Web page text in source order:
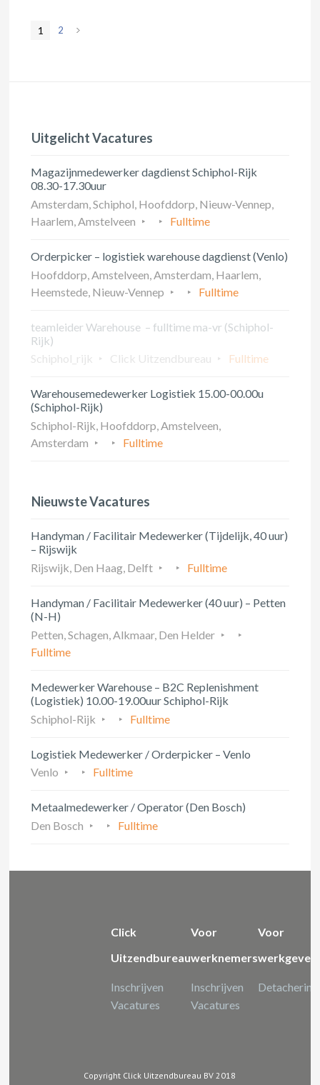
1 2
Uitgelicht Vacatures
Magazijnmedewerker dagdienst Schiphol-Rijk
08.30-17.30uur
Amsterdam, Schiphol, Hoofddorp, Nieuw-Vennep,
Haarlem, Amstelveen
Fulltime
Orderpicker – logistiek warehouse dagdienst (Venlo)
Hoofddorp, Amstelveen, Amsterdam, Haarlem,
Heemstede, Nieuw-Vennep
Fulltime
teamleider Warehouse – fulltime ma-vr (Schiphol-
Rijk)
Schiphol_rijk
Click Uitzendbureau Fulltime
Warehousemedewerker Logistiek 15.00-00.00u
(Schiphol-Rijk)
Schiphol-Rijk, Hoofddorp, Amstelveen,
Amsterdam
Fulltime
Nieuwste Vacatures
Handyman / Facilitair Medewerker (Tijdelijk, 40 uur)
– Rijswijk
Rijswijk, Den Haag, Delft
Fulltime
Handyman / Facilitair Medewerker (40 uur) – Petten
(N-H)
Petten, Schagen, Alkmaar, Den Helder
Fulltime
Medewerker Warehouse – B2C Replenishment
(Logistiek) 10.00-19.00uur Schiphol-Rijk
Schiphol-Rijk
Fulltime
Logistiek Medewerker / Orderpicker – Venlo
Venlo
Fulltime
Metaalmedewerker / Operator (Den Bosch)
Den Bosch
Fulltime
Click
Uitzendbureau
Inschrijven
Vacatures
Voor
werknemers
Inschrijven
Vacatures
Voor
Detachering
Copyright Click Uitzendbureau BV 2018